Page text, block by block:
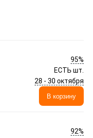
95%
ЕСТЬ шт.
28 - 30 октября
В корзину
92%